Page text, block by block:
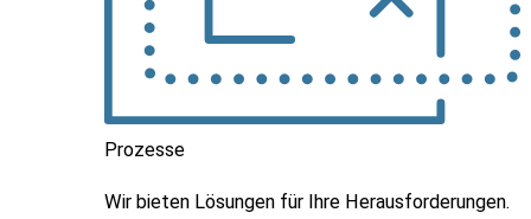
Prozesse
Wir bieten Lösungen für Ihre Herausforderungen.